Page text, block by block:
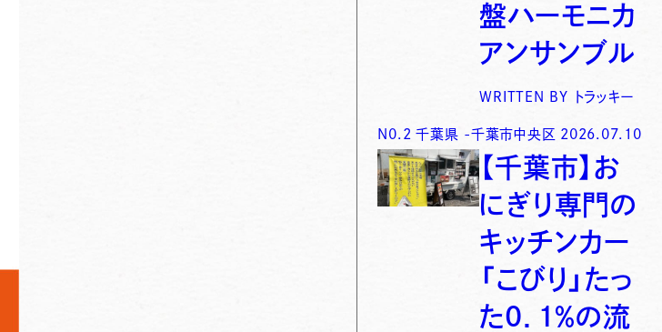
盤ハーモニカ
アンサンブル
WRITTEN BY トラッキー
N0. 2 千葉県 -千葉市中央区 2026.07.10
【千葉市】お
にぎり専門の
キッチンカー
「こびり」たっ
た0．1％の流